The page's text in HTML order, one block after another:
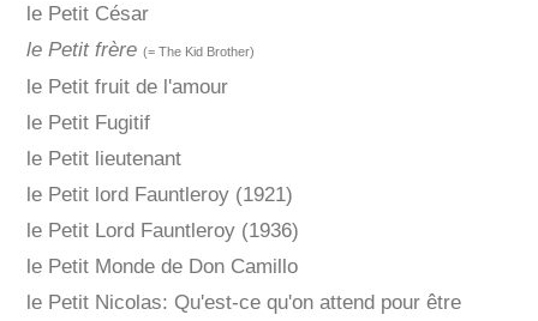
le Petit César
le Petit frère (= The Kid Brother)
le Petit fruit de l'amour
le Petit Fugitif
le Petit lieutenant
le Petit lord Fauntleroy (1921)
le Petit Lord Fauntleroy (1936)
le Petit Monde de Don Camillo
le Petit Nicolas: Qu'est-ce qu'on attend pour être